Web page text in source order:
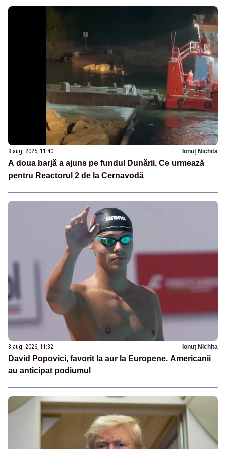
8 aug. 2026, 11:40 Ionuț Nichita
A doua barjă a ajuns pe fundul Dunării. Ce urmează
pentru Reactorul 2 de la Cernavodă
8 aug. 2026, 11:32 Ionuț Nichita
David Popovici, favorit la aur la Europene. Americanii
au anticipat podiumul